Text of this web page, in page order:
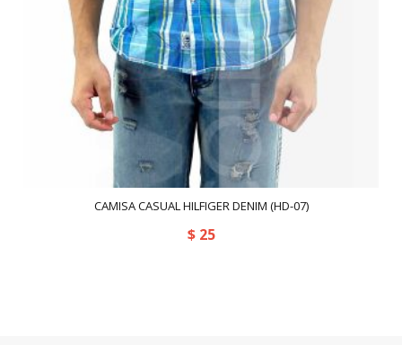
CAMISA CASUAL HILFIGER DENIM (HD-07)
$25